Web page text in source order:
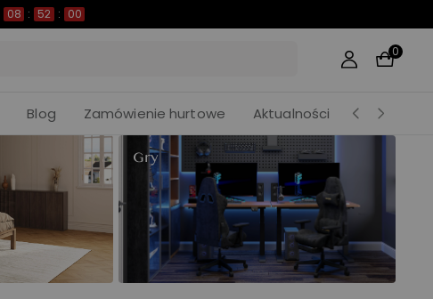
08 : 51 : 58
0
Blog Zamówienie hurtowe Aktualności
Gry